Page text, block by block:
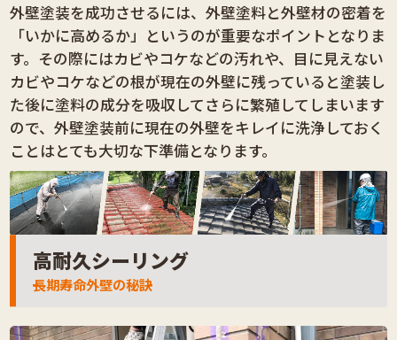
外壁塗装を成功させるには、外壁塗料と外壁材の密着を
「いかに高めるか」というのが重要なポイントとなりま
す。その際にはカビやコケなどの汚れや、目に見えない
カビやコケなどの根が現在の外壁に残っていると塗装し
た後に塗料の成分を吸収してさらに繁殖してしまいます
ので、外壁塗装前に現在の外壁をキレイに洗浄しておく
ことはとても大切な下準備となります。
高耐久シーリング
長期寿命外壁の秘訣